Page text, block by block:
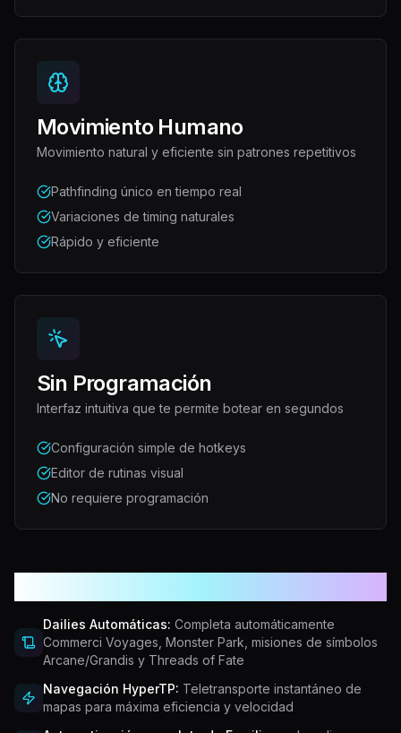
Movimiento Humano
Movimiento natural y eficiente sin patrones repetitivos
Pathfinding único en tiempo real
Variaciones de timing naturales
Rápido y eficiente
Sin Programación
Interfaz intuitiva que te permite botear en segundos
Configuración simple de hotkeys
Editor de rutinas visual
No requiere programación
Dailies Automáticas: Completa automáticamente
Commerci Voyages, Monster Park, misiones de símbolos
Arcane/Grandis y Threads of Fate
Navegación HyperTP: Teletransporte instantáneo de
mapas para máxima eficiencia y velocidad